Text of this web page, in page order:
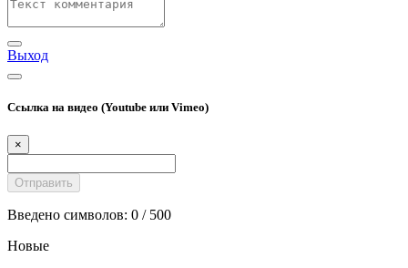
Выход
Ссылка на видео (Youtube или Vimeo)
×
Введено символов: 0 / 500
Новые